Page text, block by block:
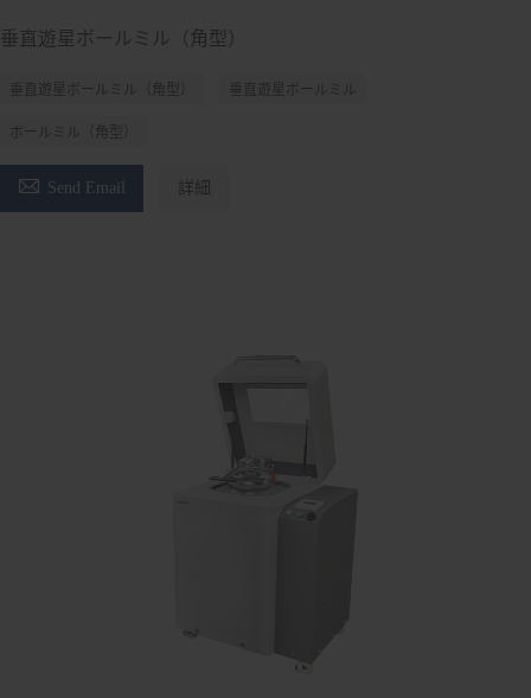
垂直遊星ボールミル（角型）
垂直遊星ボールミル（角型） 垂直遊星ボールミル
ボールミル（角型）
 Send Email 詳細